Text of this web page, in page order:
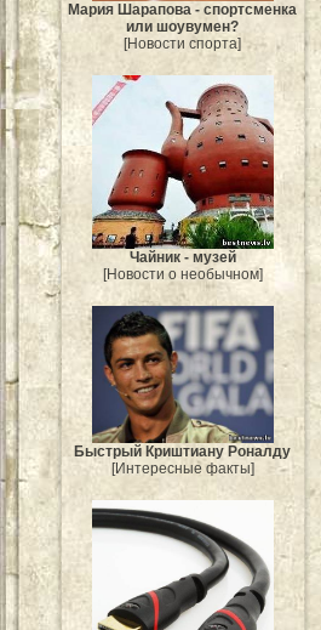
Мария Шарапова - спортсменка
или шоувумен?
[Новости спорта]
Чайник - музей
[Новости о необычном]
Быстрый Криштиану Роналду
[Интересные факты]